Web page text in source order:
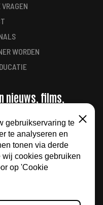
WORDEN
nieuws, films,
AANMELDEN
gebruikservaring te
te analyseren en
tonen via derde
wij cookies gebruiken
op 'Cookie
Sluiten